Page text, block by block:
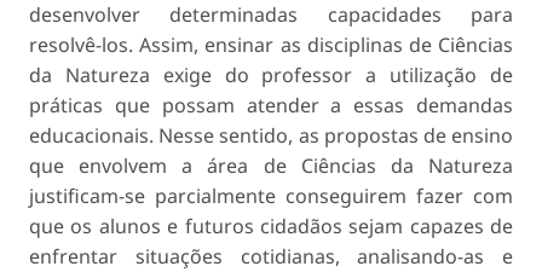
desenvolver determinadas capacidades para
resolvê-los. Assim, ensinar as disciplinas de Ciências
da Natureza exige do professor a utilização de
práticas que possam atender a essas demandas
educacionais. Nesse sentido, as propostas de ensino
que envolvem a área de Ciências da Natureza
justificam-se parcialmente conseguirem fazer com
que os alunos e futuros cidadãos sejam capazes de
enfrentar situações cotidianas, analisando-as e